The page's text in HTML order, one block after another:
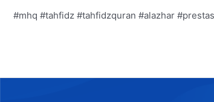
#mhq #tahfidz #tahfidzquran #alazhar